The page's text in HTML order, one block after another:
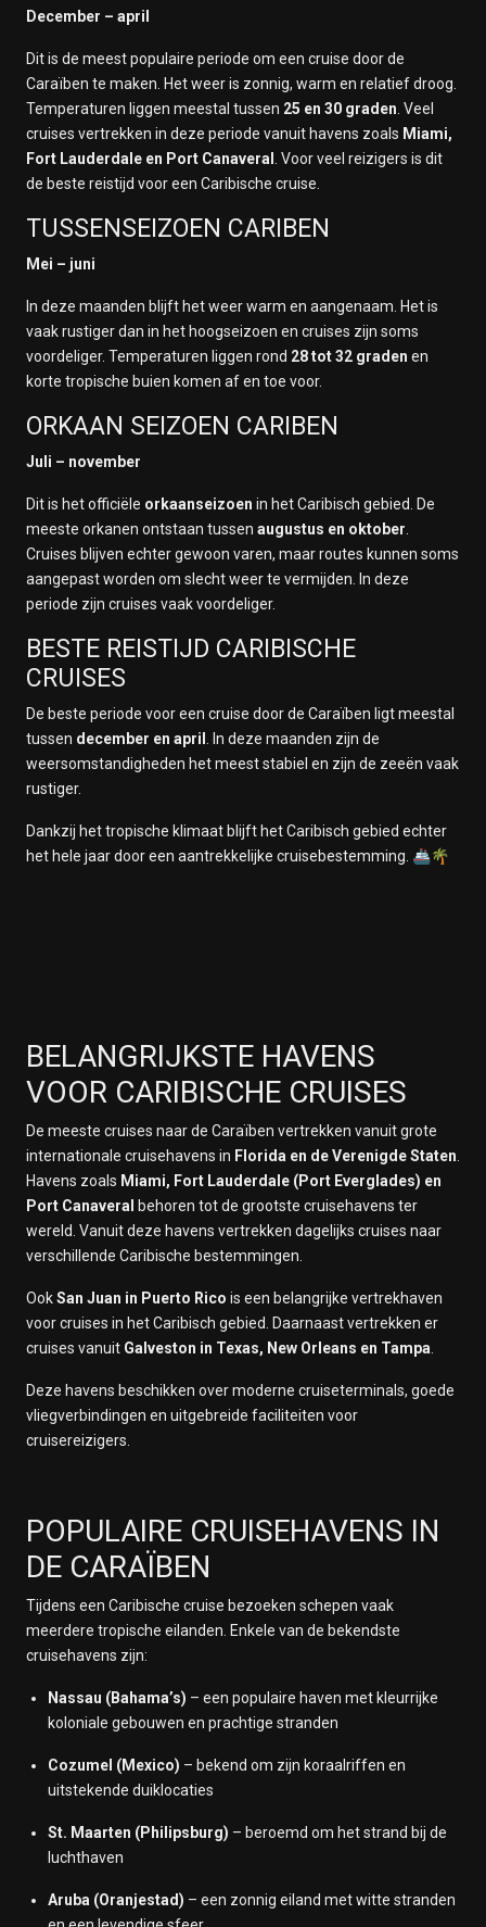
December – april
Dit is de meest populaire periode om een cruise door de
Caraïben te maken. Het weer is zonnig, warm en relatief droog.
Temperaturen liggen meestal tussen 25 en 30 graden . Veel
cruises vertrekken in deze periode vanuit havens zoals Miami,
Fort Lauderdale en Port Canaveral
. Voor veel reizigers is dit
de beste reistijd voor een Caribische cruise.
TUSSENSEIZOEN CARIBEN
Mei – juni
In deze maanden blijft het weer warm en aangenaam. Het is
vaak rustiger dan in het hoogseizoen en cruises zijn soms
voordeliger. Temperaturen liggen rond 28 tot 32 graden en
korte tropische buien komen af en toe voor.
ORKAAN SEIZOEN CARIBEN
Juli – november
Dit is het officiële orkaanseizoen in het Caribisch gebied. De
meeste orkanen ontstaan tussen augustus en oktober
Cruises blijven echter gewoon varen, maar routes kunnen soms
aangepast worden om slecht weer te vermijden. In deze
periode zijn cruises vaak voordeliger.
BESTE REISTIJD CARIBISCHE
CRUISES
De beste periode voor een cruise door de Caraïben ligt meestal
tussen december en april
. In deze maanden zijn de
weersomstandigheden het meest stabiel en zijn de zeeën vaak
rustiger.
Dankzij het tropische klimaat blijft het Caribisch gebied echter
het hele jaar door een aantrekkelijke cruisebestemming. 🚢🌴
BELANGRIJKSTE HAVENS
VOOR CARIBISCHE CRUISES
De meeste cruises naar de Caraïben vertrekken vanuit grote
internationale cruisehavens in Florida en de Verenigde Staten
Havens zoals Miami, Fort Lauderdale (Port Everglades) en
Port Canaveral
behoren tot de grootste cruisehavens ter
wereld. Vanuit deze havens vertrekken dagelijks cruises naar
verschillende Caribische bestemmingen.
OokSan Juan in Puerto Rico is een belangrijke vertrekhaven
voor cruises in het Caribisch gebied. Daarnaast vertrekken er
cruises vanuit Galveston in Texas, New Orleans en Tampa
Deze havens beschikken over moderne cruiseterminals, goede
vliegverbindingen en uitgebreide faciliteiten voor
cruisereizigers.
POPULAIRE CRUISEHAVENS IN
DE CARAÏBEN
Tijdens een Caribische cruise bezoeken schepen vaak
meerdere tropische eilanden. Enkele van de bekendste
cruisehavens zijn:
Nassau (Bahama’s) – een populaire haven met kleurrijke
koloniale gebouwen en prachtige stranden
Cozumel (Mexico) – bekend om zijn koraalriffen en
uitstekende duiklocaties
St. Maarten (Philipsburg) – beroemd om het strand bij de
luchthaven
Aruba (Oranjestad) – een zonnig eiland met witte stranden